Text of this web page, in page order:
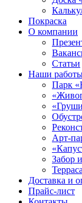
Покраска
О компании
Статьи
Наши
Парк
Арт-
Забор
Доставка и
Прайс-лист